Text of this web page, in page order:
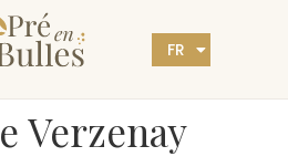
FR
EN
Verzenay